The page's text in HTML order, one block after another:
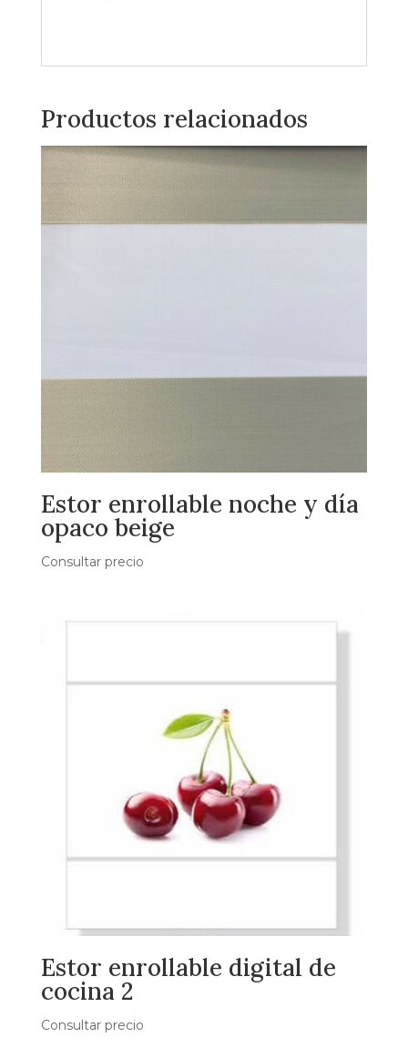
Productos relacionados
Estor enrollable noche y día
opaco beige
Consultar precio
Estor enrollable digital de
cocina 2
Consultar precio